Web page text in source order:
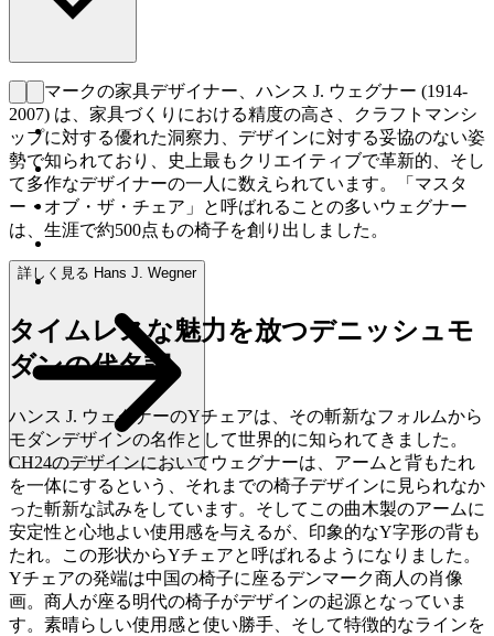
デンマークの家具デザイナー、ハンス J. ウェグナー (1914-
2007) は、家具づくりにおける精度の高さ、クラフトマンシ
ップに対する優れた洞察力、デザインに対する妥協のない姿
勢で知られており、史上最もクリエイティブで革新的、そし
て多作なデザイナーの一人に数えられています。「マスタ
ー・オブ・ザ・チェア」と呼ばれることの多いウェグナー
は、生涯で約500点もの椅子を創り出しました。
詳しく見る Hans J. Wegner
タイムレスな魅力を放つデニッシュモ
ダンの代名詞
ハンス J. ウェグナーのYチェアは、その斬新なフォルムから
モダンデザインの名作として世界的に知られてきました。
CH24のデザインにおいてウェグナーは、アームと背もたれ
を一体にするという、それまでの椅子デザインに見られなか
った斬新な試みをしています。そしてこの曲木製のアームに
安定性と心地よい使用感を与えるが、印象的なY字形の背も
たれ。この形状からYチェアと呼ばれるようになりました。
Yチェアの発端は中国の椅子に座るデンマーク商人の肖像
画。商人が座る明代の椅子がデザインの起源となっていま
す。素晴らしい使用感と使い勝手、そして特徴的なラインを